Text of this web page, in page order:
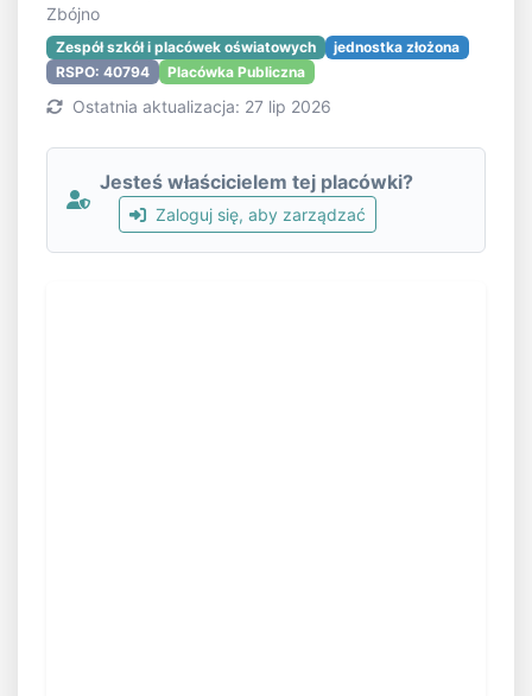
Zbójno
Zespół szkół i placówek oświatowych
jednostka złożona
RSPO: 40794
Placówka Publiczna
Ostatnia aktualizacja: 27 lip 2026
Jesteś właścicielem tej placówki?
Zaloguj się, aby zarządzać